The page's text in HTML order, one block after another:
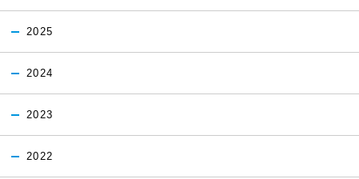
2025
2024
2023
2022